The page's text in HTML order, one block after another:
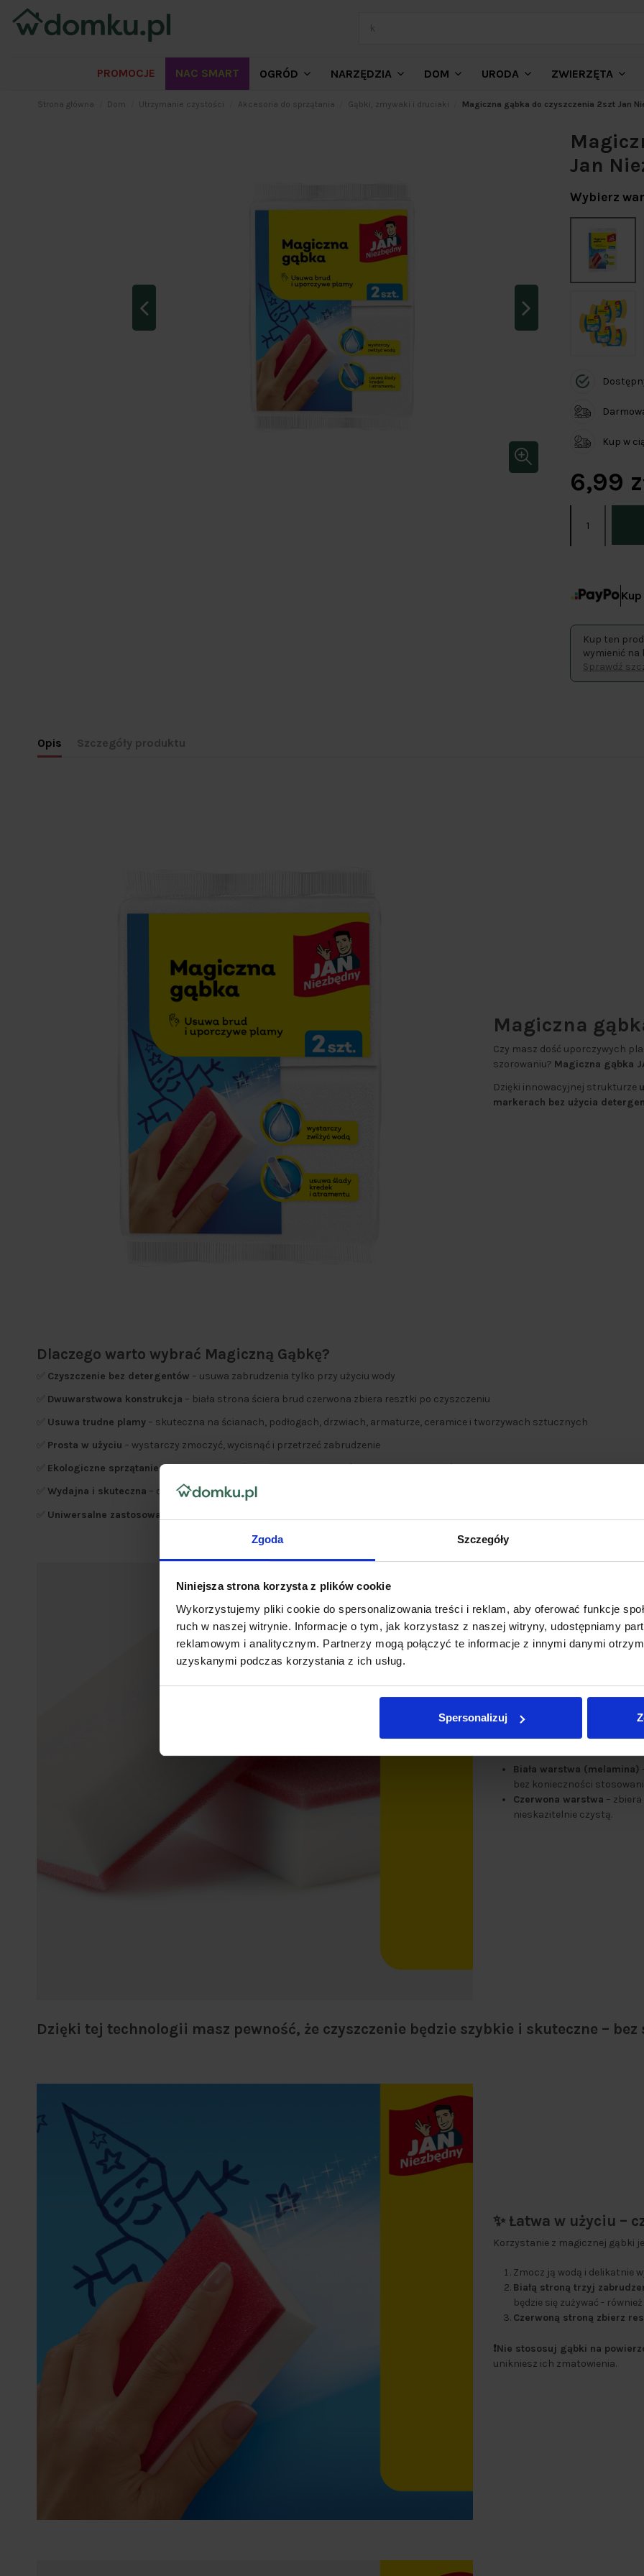
Zgoda Szczegóły
Niniejsza strona korzysta z plików cookie
Wykorzystujemy pliki cookie do spersonalizowania treści i reklam, aby oferować funkcje
ruch w naszej witrynie. Informacje o tym, jak korzystasz z naszej witryny, udostępniamy
reklamowym i analitycznym. Partnerzy mogą połączyć te informacje z innymi danymi
uzyskanymi podczas korzystania z ich usług.
Spersonalizuj
PROMOCJE NAC SMART OGRÓD NARZĘDZIA DOM URODA ZWIERZĘTA
Strona główna Dom Utrzymanie czystości Akcesoria do sprzątania Gąbki, zmywaki i druciaki Magiczna gąbka do czyszczenia 2szt Jan
Jan
Wybierz
Kup w
6,99
Kup ten
wymienić na
Sprawdź
Opis Szczegóły produktu
Magiczna
Czy masz dość uporczywych
szorowaniu? Magiczna gąbka
Dzięki innowacyjnej strukturze
markerach bez użycia
Dlaczego warto wybrać Magiczną Gąbkę?
Czyszczenie bez detergentów – usuwa zabrudzenia tylko przy użyciu wody
Dwuwarstwowa konstrukcja – biała strona ściera brud czerwona zbiera resztki po czyszczeniu
Usuwa trudne plamy – skuteczna na ścianach, podłogach, drzwiach, armaturze, ceramice i tworzywach sztucznych
Prosta w użyciu – wystarczy zmoczyć, wycisnąć i przetrzeć zabrudzenie
Ekologiczne sprzątanie– brak konieczności używania detergentów to mniej chemikaliów w Twoim domu
Wydajna i skuteczna – działa jak gumka do ścierania, zużywa się stopniowo w miarę czyszczenia
Uniwersalne zastosowanie
✨ Podwójna
efektu
Biała warstwa (melamina)
bez konieczności
Czerwona warstwa –
nieskazitelnie czystą.
Dzięki tej technologii masz pewność, że czyszczenie będzie szybkie i skuteczne –
✨ Łatwa w użyciu –
Korzystanie z magicznej gąbki
Zmocz ją wodą i delikatnie
Białą stroną trzyj
będzie się zużywać -
Czerwoną stroną zbierz
❗Nie stososuj gąbki na
unikniesz ich zmatowienia.